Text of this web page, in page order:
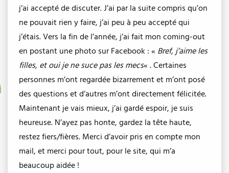
j’ai accepté de discuter. J’ai par la suite compris qu’on
ne pouvait rien y faire, j’ai peu à peu accepté qui
j’étais. Vers la fin de l’année, j’ai fait mon coming-out
en postant une photo sur Facebook : « Bref, j’aime les
filles, et oui je ne suce pas les mecs« . Certaines
personnes m’ont regardée bizarrement et m’ont posé
des questions et d’autres m’ont directement félicitée.
Maintenant je vais mieux, j’ai gardé espoir, je suis
heureuse. N’ayez pas honte, gardez la tête haute,
restez fiers/fières. Merci d’avoir pris en compte mon
mail, et merci pour tout, pour le site, qui m’a
beaucoup aidée !